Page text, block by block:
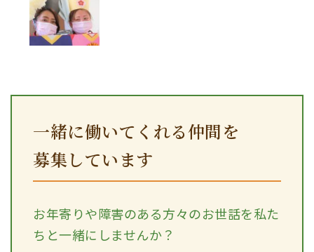
一緒に働いてくれる仲間を
募集しています
お年寄りや障害のある方々のお世話を私た
ちと一緒にしませんか？